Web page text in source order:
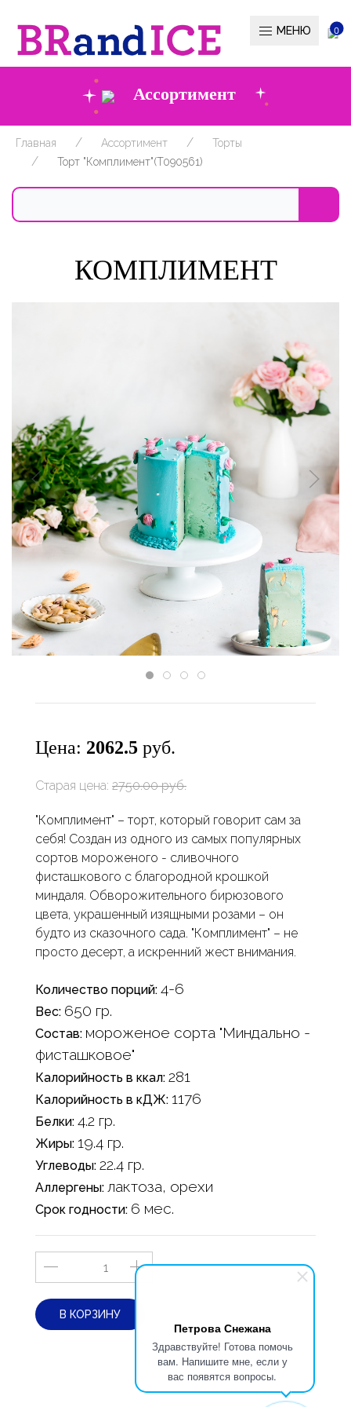
Петрова Снежана
Здравствуйте! Готова помочь
вам. Напишите мне, если у
вас появятся вопросы.
МЕНЮ 0
Ассортимент
Главная Ассортимент
Торты
Торт "Комплимент"(T090561)
КОМПЛИМЕНТ
Цена: 2062.5 руб.
Старая цена: 2750.00 руб.
"Комплимент" – торт, который говорит сам за
себя! Создан из одного из самых популярных
сортов мороженого - сливочного
фисташкового с благородной крошкой
миндаля. Обворожительного бирюзового
цвета, украшенный изящными розами – он
будто из сказочного сада. "Комплимент" – не
просто десерт, а искренний жест внимания.
Количество порций: 4-6
Вес: 650 гр.
Состав: мороженое сорта "Миндально -
фисташковое"
Калорийность в ккал: 281
Калорийность в кДЖ: 1176
Белки: 4.2 гр.
Жиры: 19.4 гр.
Углеводы: 22.4 гр.
Аллергены: лактоза, орехи
Срок годности: 6 мес.
В КОРЗИНУ